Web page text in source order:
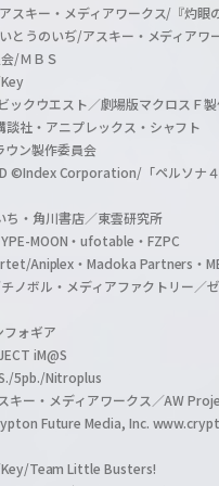
スキー・メディアワークス/『灼眼
とうのいぢ/アスキー・メディアワ
/ＭＢＳ
クウエスト／劇場版マクロスＦ
社・アニプレックス・シャフト
ン製作委員会
©Index Corporation/「ペルソナ
・角川書店／東雲研究所
MOON・ufotable・FZPC
Aniplex・Madoka Partners・
ノボル・メディアファクトリー／
ォギア
iM@S
5pb./Nitroplus
キー・メディアワークス／AW
Future Media, Inc.
Team Little Busters!